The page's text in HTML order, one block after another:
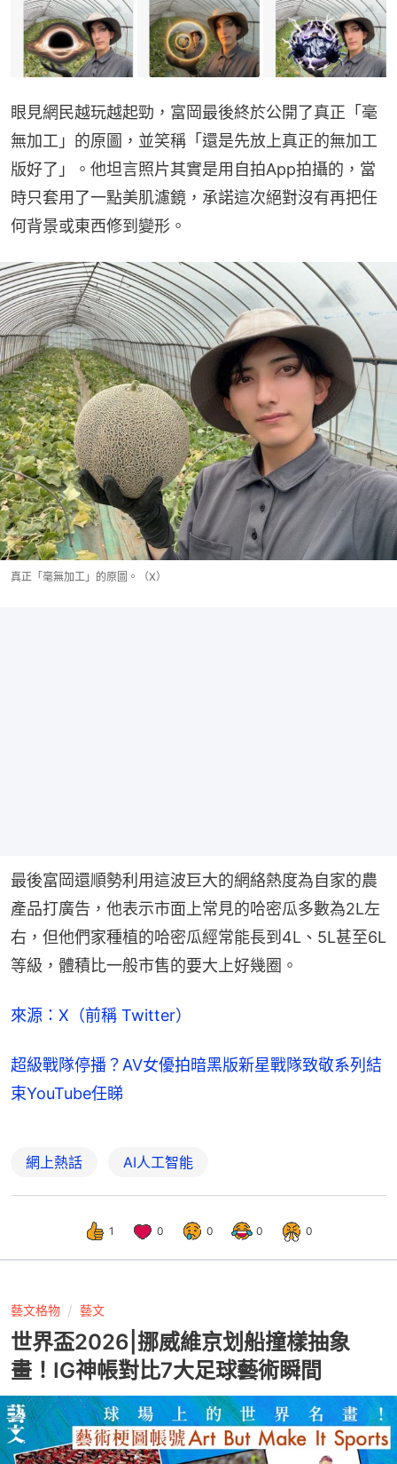
眼見網民越玩越起勁，富岡最後終於公開了真正「毫
無加工」的原圖，並笑稱「還是先放上真正的無加工
版好了」。他坦言照片其實是用自拍App拍攝的，當
時只套用了一點美肌濾鏡，承諾這次絕對沒有再把任
何背景或東西修到變形。
真正「毫無加工」的原圖。（X）
最後富岡還順勢利用這波巨大的網絡熱度為自家的農
產品打廣告，他表示市面上常見的哈密瓜多數為2L左
右，但他們家種植的哈密瓜經常能長到4L、5L甚至6L
等級，體積比一般市售的要大上好幾圈。
來源：X（前稱 Twitter）
超級戰隊停播？AV女優拍暗黑版新星戰隊致敬系列結
束YouTube任睇
網上熱話 AI人工智能
1 0 0 0 0
藝文格物 藝文
世界盃2026|挪威維京划船撞樣抽象
畫！IG神帳對比7大足球藝術瞬間